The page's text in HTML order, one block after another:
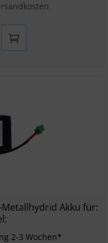
Metallhydrid Akku für:
2-3 Wochen*